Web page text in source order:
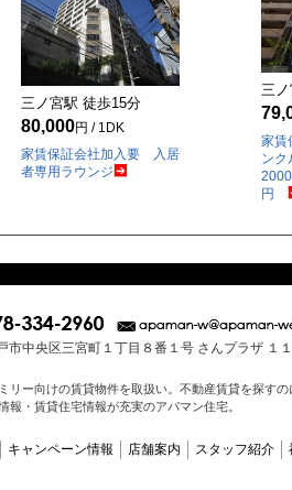
三ノ宮駅 徒歩15分
80,000円 / 1DK
家賃保証会社加入要 入居
者専用ラウンジ
三
家賃
ンク
円
央区三宮町１丁目８番１号 さんプラザ １
ー向けの賃貸物件を取扱い。不動産賃貸を探す
・賃貸住宅情報が充実のアパマン住宅。
キャンペーン情報 店舗案内 スタッフ紹介